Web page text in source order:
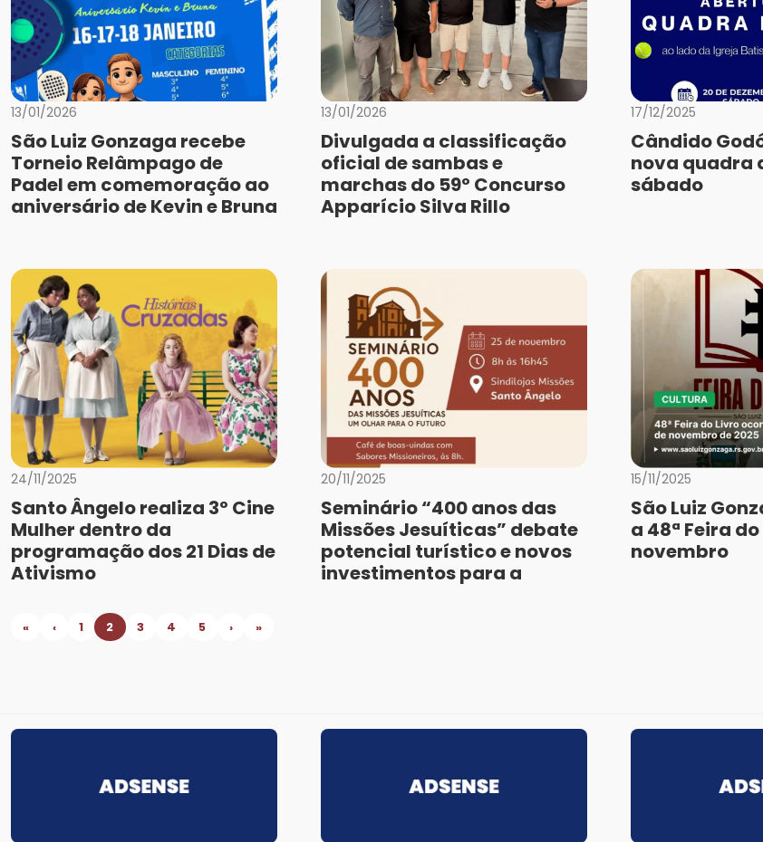
13/01/2026
São Luiz Gonzaga recebe
Torneio Relâmpago de
Padel em comemoração ao
aniversário de Kevin e Bruna
13/01/2026
Divulgada a classificação
oficial de sambas e
marchas do 59º Concurso
Apparício Silva Rillo
17/12/2025
Cândido
nova quadra
sábado
24/11/2025
Santo Ângelo realiza 3º Cine
Mulher dentro da
programação dos 21 Dias de
Ativismo
20/11/2025
Seminário “400 anos das
Missões Jesuíticas” debate
potencial turístico e novos
investimentos para a
15/11/2025
São Luiz
a 48ª Feira
novembro
« ‹ 1 2 3 4 5 › »